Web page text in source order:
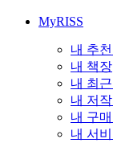
MyRISS
내 추
내 책장
내 최
내 저
내 구
내 서